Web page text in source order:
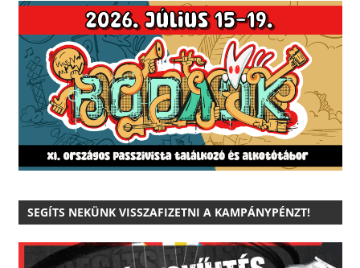
SEGÍTS NEKÜNK VISSZAFIZETNI A KAMPÁNYPÉNZT!